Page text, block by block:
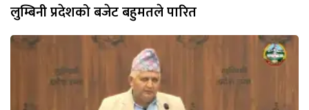
लुम्बिनी प्रदेशको बजेट बहुमतले पारित